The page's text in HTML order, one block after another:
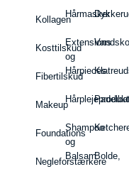
Kollagen
Kosttilskud
Fibertilskud
Makeup
Foundations
Negleforstærkere
Hårmasker
Extensions
og
Hårpieces
Shampoo
og
Balsam
Vandsko
Bolde,